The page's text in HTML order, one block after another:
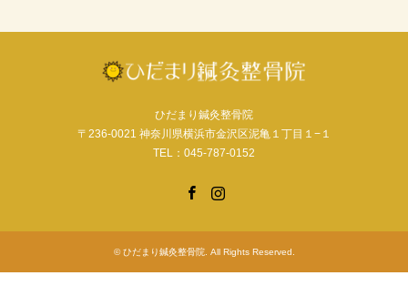
ひだまり鍼灸整骨院
〒236-0021 神奈川県横浜市金沢区泥亀１丁目１−１
TEL：045-787-0152
©ひだまり鍼灸整骨院. All Rights Reserved.